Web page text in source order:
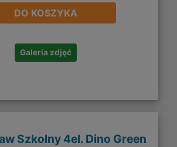
DO KOSZYKA
Galeria zdjęć
Szkolny 4el. Dino Green